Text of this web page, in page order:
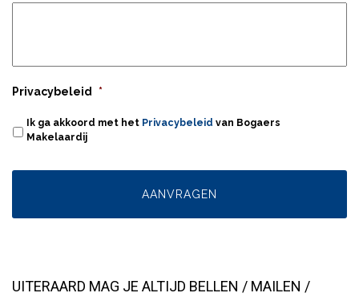
Privacybeleid *
Ik ga akkoord met het Privacybeleid van Bogaers
Makelaardij
UITERAARD MAG JE ALTIJD BELLEN / MAILEN /